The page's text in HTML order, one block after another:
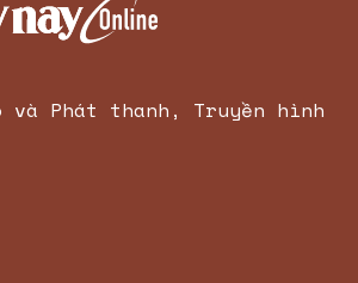
và Phát thanh, Truyền hình